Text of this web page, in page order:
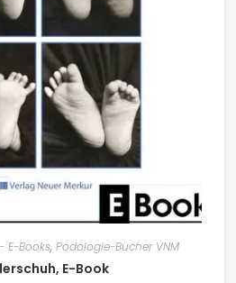
E-Books, Podologie-Bücher VNM
E-Book